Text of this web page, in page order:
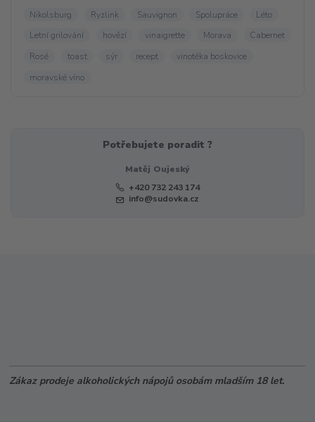
Nikolsburg
Ryzlink Sauvignon Spolupráce
Léto
Letní grilování
hovězí vinaigrette Morava
Cabernet
Rosé
toast sýr recept
vinotéka boskovice
moravské víno
Potřebujete poradit ?
Matěj Oujeský
+420 732 243 174
info@sudovka.cz
Zákaz prodeje alkoholických nápojů osobám mladším 18 let.